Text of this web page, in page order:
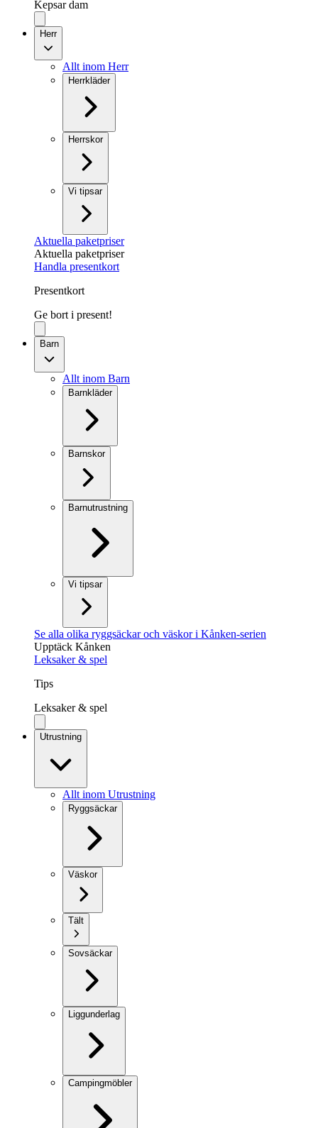
Kepsar dam
Herr
Allt inom Herr
Herrkläder
Herrskor
Vi tipsar
Aktuella paketpriser
Aktuella paketpriser
Handla presentkort
Presentkort
Ge bort i present!
Barn
Allt inom Barn
Barnkläder
Barnskor
Barnutrustning
Vi tipsar
Se alla olika ryggsäckar och väskor i Kånken-serien
Upptäck Kånken
Leksaker & spel
Tips
Leksaker & spel
Utrustning
Allt inom Utrustning
Ryggsäckar
Väskor
Tält
Sovsäckar
Liggunderlag
Campingmöbler